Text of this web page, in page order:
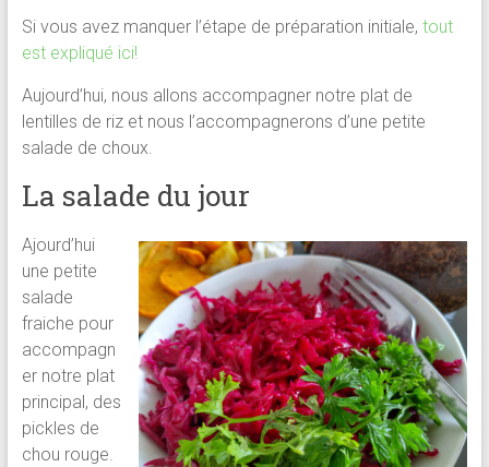
Si vous avez manquer l’étape de préparation initiale, tout
est expliqué ici!
Aujourd’hui, nous allons accompagner notre plat de
lentilles de riz et nous l’accompagnerons d’une petite
salade de choux.
La salade du jour
Ajourd’hui
une petite
salade
fraiche pour
accompagn
er notre plat
principal, des
pickles de
chou rouge.